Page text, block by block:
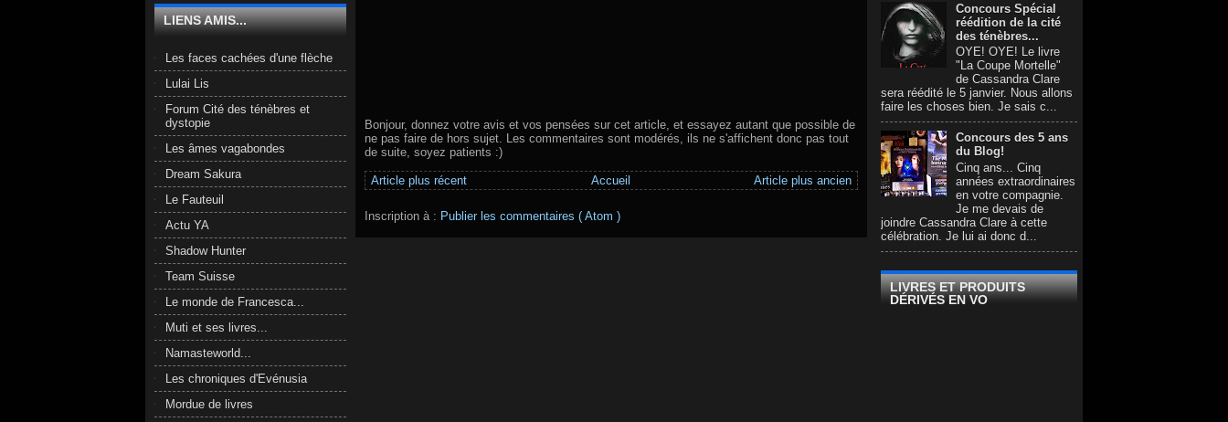
LIENS AMIS...
Les faces cachées d'une flèche
Lulai Lis
Forum Cité des ténèbres et
dystopie
Les âmes vagabondes
Dream Sakura
Le Fauteuil
Actu YA
Shadow Hunter
Team Suisse
Le monde de Francesca...
Muti et ses livres...
Namasteworld...
Les chroniques d'Evénusia
Mordue de livres
Bonjour, donnez votre avis et vos pensées sur cet article, et essayez autant que possible de
ne pas faire de hors sujet. Les commentaires sont modérés, ils ne s'affichent donc pas tout
de suite, soyez patients :)
Article plus récent Article plus ancien
Accueil
Inscription à : Publier les commentaires ( Atom )
Concours Spécial
réédition de la cité
des ténèbres...
OYE! OYE! Le livre
"La Coupe Mortelle"
de Cassandra Clare
sera réédité le 5 janvier. Nous allons
faire les choses bien. Je sais c...
Concours des 5 ans
du Blog!
Cinq ans... Cinq
années extraordinaires
en votre compagnie.
Je me devais de
joindre Cassandra Clare à cette
célébration. Je lui ai donc d...
LIVRES ET PRODUITS
DÉRIVÉS EN VO